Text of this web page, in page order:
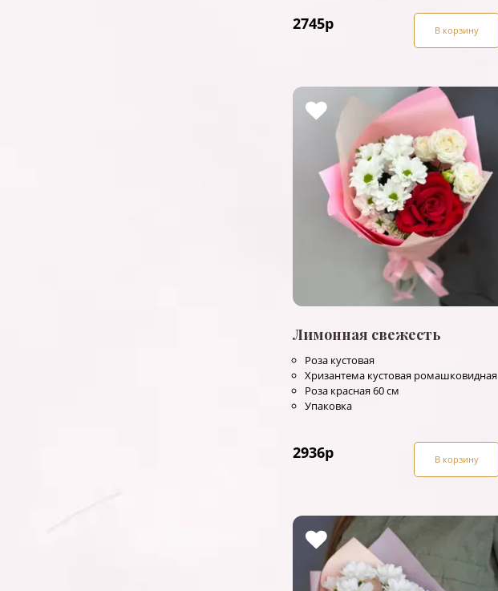
2745р В корзину
Лимонная свежесть
Роза кустовая
Хризантема кустовая ромашковидная
Роза красная 60 см
Упаковка
2936р В корзину